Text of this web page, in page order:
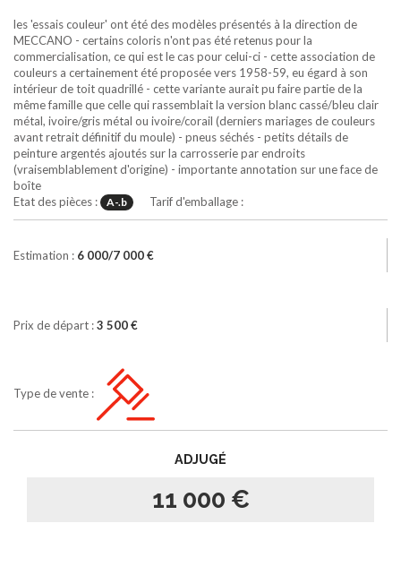
les 'essais couleur' ont été des modèles présentés à la direction de
MECCANO - certains coloris n'ont pas été retenus pour la
commercialisation, ce qui est le cas pour celui-ci - cette association de
couleurs a certainement été proposée vers 1958-59, eu égard à son
intérieur de toit quadrillé - cette variante aurait pu faire partie de la
même famille que celle qui rassemblait la version blanc cassé/bleu clair
métal, ivoire/gris métal ou ivoire/corail (derniers mariages de couleurs
avant retrait définitif du moule) - pneus séchés - petits détails de
peinture argentés ajoutés sur la carrosserie par endroits
(vraisemblablement d'origine) - importante annotation sur une face de
boîte
Etat des pièces :
A-.b Tarif d'emballage :
Estimation : 6 000/7 000 €
Prix de départ :3 500 €
Type de vente :
ADJUGÉ
11 000 €